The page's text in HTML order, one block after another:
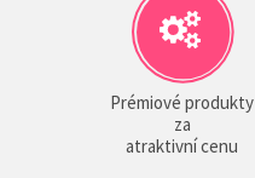
Prémiové produkty
za
atraktivní cenu